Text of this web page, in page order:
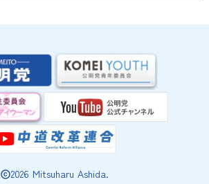
copyright2026 Mitsuharu Ashida.